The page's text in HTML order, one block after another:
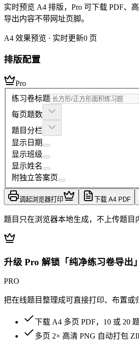
实时预览 A4 排版，Pro 可下载 PDF、
导出内容不带网址页脚。
A4 效果预览 · 实时更新0 页
排版配置
Pro
练习卷标题
每页题数
题目分栏
显示日期
显示班级
显示姓名
附独立答案页
调起浏览器打印 下载 A4 PDF
题目只在浏览器本地生成，不上传题目
升级 Pro 解锁「纯净练习卷导出」
PRO
把在线题目整理成可直接打印、布置或
下载 A4 多页 PDF，10 或 20
多页 2× 高清 PNG 自动打包